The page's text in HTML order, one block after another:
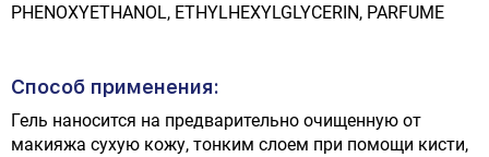
PHENOXYETHANOL, ETHYLHEXYLGLYCERIN, PARFUME
Способ применения:
Гель наносится на предварительно очищенную от
макияжа сухую кожу, тонким слоем при помощи кисти,